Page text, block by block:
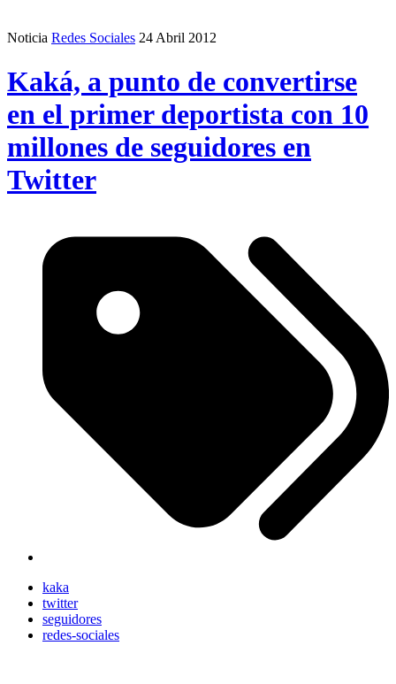
Noticia Redes Sociales 24 Abril 2012
Kaká, a punto de convertirse
en el primer deportista con 10
millones de seguidores en
Twitter
kaka
twitter
seguidores
redes-sociales